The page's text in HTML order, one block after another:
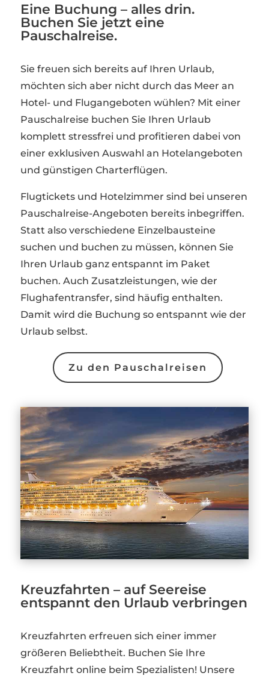
Eine Buchung – alles drin.
Buchen Sie jetzt eine
Pauschalreise.
Sie freuen sich bereits auf Ihren Urlaub,
möchten sich aber nicht durch das Meer an
Hotel- und Flugangeboten wühlen? Mit einer
Pauschalreise buchen Sie Ihren Urlaub
komplett stressfrei und profitieren dabei von
einer exklusiven Auswahl an Hotelangeboten
und günstigen Charterflügen.
Flugtickets und Hotelzimmer sind bei unseren
Pauschalreise-Angeboten bereits inbegriffen.
Statt also verschiedene Einzelbausteine
suchen und buchen zu müssen, können Sie
Ihren Urlaub ganz entspannt im Paket
buchen. Auch Zusatzleistungen, wie der
Flughafentransfer, sind häufig enthalten.
Damit wird die Buchung so entspannt wie der
Urlaub selbst.
Zu den Pauschalreisen
Kreuzfahrten – auf Seereise
entspannt den Urlaub verbringen
Kreuzfahrten erfreuen sich einer immer
größeren Beliebtheit. Buchen Sie Ihre
Kreuzfahrt online beim Spezialisten! Unsere